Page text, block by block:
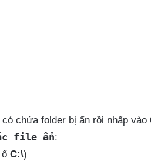
chứa folder bị ẩn rồi nhấp vào
file ẩn:
C:\)